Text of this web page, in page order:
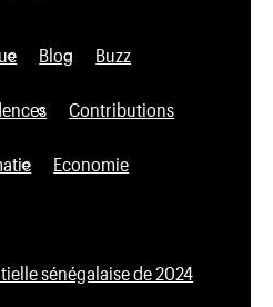
Blog Buzz
Contributions
Economie
sénégalaise de 2024